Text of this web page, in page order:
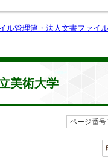
ル管理簿・法人文書ファイ
美術大学
ページ番